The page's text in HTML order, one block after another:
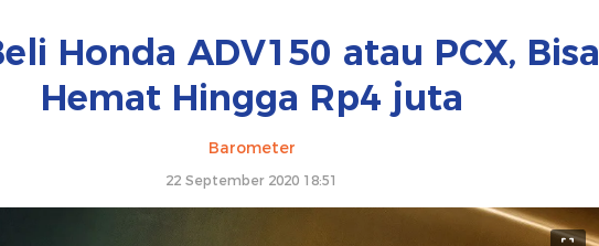
Honda ADV150 atau PCX, Bisa
Hemat Hingga Rp4 juta
Barometer
22 September 2020 18:51